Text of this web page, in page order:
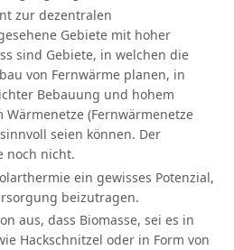
zur dezentralen
Gebiete mit hoher
sind Gebiete, in welchen die
von Fernwärme planen, in
Bebauung und hohem
(Fernwärmenetze
seien können. Der
noch nicht.
ein gewisses Potenzial,
beizutragen.
aus, dass Biomasse, sei es in
Hackschnitzel oder in Form von